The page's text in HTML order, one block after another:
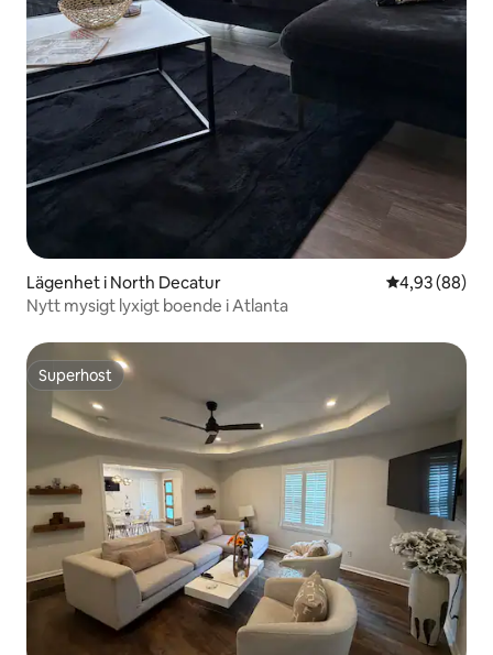
Lägenhet i North Decatur 4,93 av 5 i
4,93 (88)
Nytt mysigt lyxigt boende i Atlanta
Superhost
Superhost